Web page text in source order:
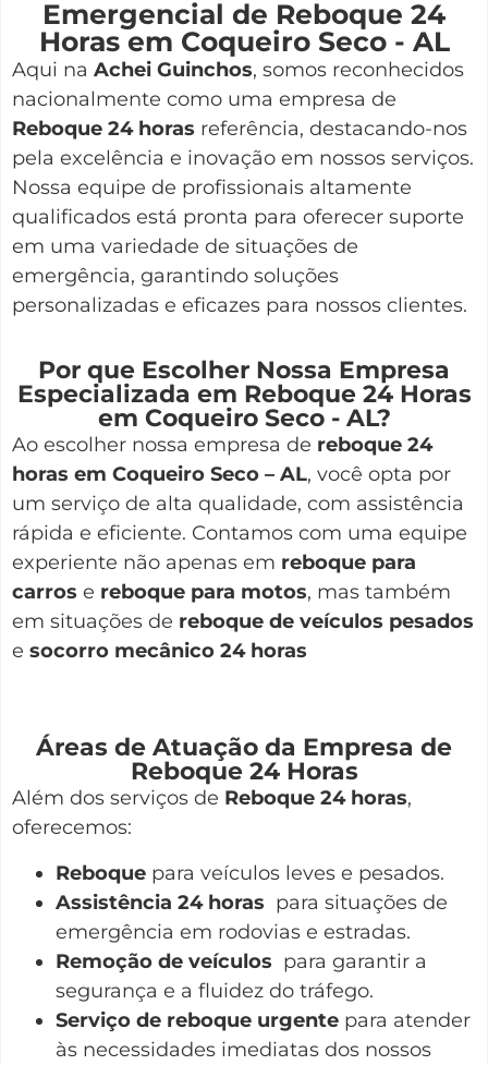
Emergencial de Reboque 24
Horas em Coqueiro Seco - AL
Aqui na Achei Guinchos, somos reconhecidos
nacionalmente como uma empresa de
Reboque 24 horas referência, destacando-nos
pela excelência e inovação em nossos serviços.
Nossa equipe de profissionais altamente
qualificados está pronta para oferecer suporte
em uma variedade de situações de
emergência, garantindo soluções
personalizadas e eficazes para nossos clientes.
Por que Escolher Nossa Empresa
Especializada em Reboque 24 Horas
em Coqueiro Seco - AL?
Ao escolher nossa empresa de reboque 24
horas em Coqueiro Seco – AL, você opta por
um serviço de alta qualidade, com assistência
rápida e eficiente. Contamos com uma equipe
experiente não apenas em reboque para
carros e reboque para motos, mas também
em situações de reboque de veículos pesados
e socorro mecânico 24 horas
Áreas de Atuação da Empresa de
Reboque 24 Horas
Além dos serviços de Reboque 24 horas,
oferecemos:
Reboque para veículos leves e pesados.
Assistência 24 horas para situações de
emergência em rodovias e estradas.
Remoção de veículos para garantir a
segurança e a fluidez do tráfego.
Serviço de reboque urgente para atender
às necessidades imediatas dos nossos